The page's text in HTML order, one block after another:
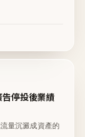
停投後業績
量沉澱成資產的